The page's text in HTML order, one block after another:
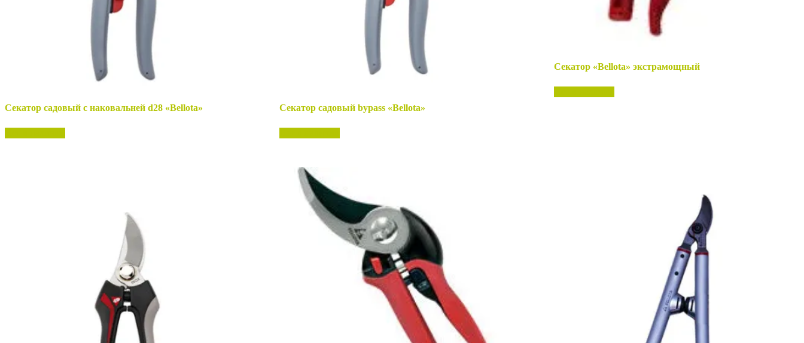
Секатор садовый с наковальней d28 «Bellota» Секатор садовый bypass «Bellota»
Секатор «Bellota» экстрамощный